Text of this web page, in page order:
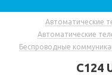
Автоматические
Автоматические
Беспроводные
C124